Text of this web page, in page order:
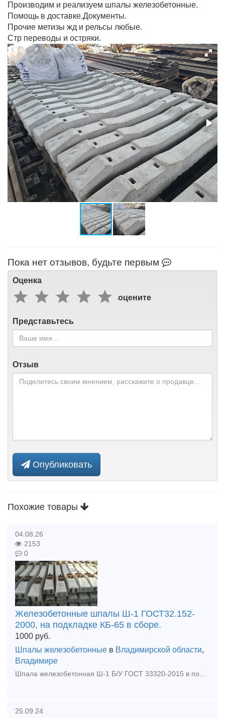
Производим и реализуем шпалы железобетонные.
Помощь в доставке.Документы.
Прочие метизы жд и рельсы любые.
Стр переводы и остряки.
Пока нет отзывов, будьте первым
Оценка
оцените
Представьтесь
Отзыв
Опубликовать
Похожие товары
04.08.26
2153
0
Железобетонные шпалы Ш-1 ГОСТ32.152-
2000, на подкладке КБ-65 в сборе.
1000 руб.
Шпалы железобетонные в Владимирской области,
Владимире
Шпала железобетонная Ш-1 Б/У ГОСТ 33320-2015 в полной комплектации: 1) подкладка КБ-65, КБ50 б/у, 2) болт закладной в сборе новый, 3) болт клеммный в сборе б/у, 4) прокладка ЦП-328 новая, 5)
25.09.24